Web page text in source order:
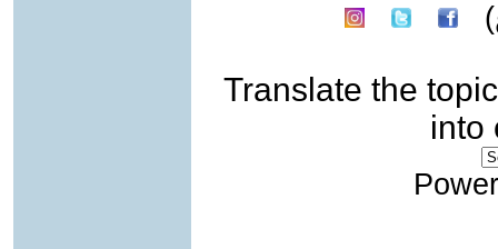
Translate the topic
into